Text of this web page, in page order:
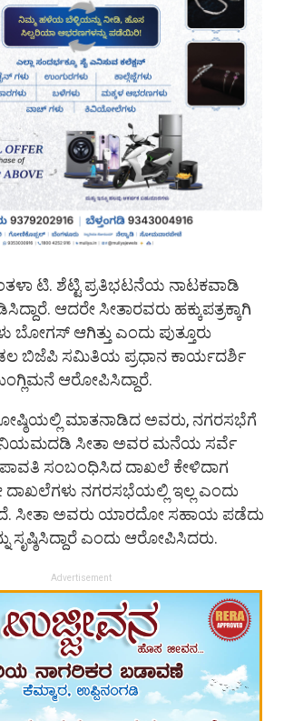
ಟಿ. ಶೆಟ್ಟಿ ಪ್ರತಿಭಟನೆಯ ನಾಟಕವಾಡಿ
ಆದರೇ ಸೀತಾರವರು ಹಕ್ಕುಪತ್ರಕ್ಕಾಗಿ
ಬೋಗಸ್ ಆಗಿತ್ತು ಎಂದು ಪುತ್ತೂರು
ಬಿಜೆಪಿ ಸಮಿತಿಯ ಪ್ರಧಾನ ಕಾರ್ಯದರ್ಶಿ
ಆರೋಪಿಸಿದ್ದಾರೆ.
ಮಾತನಾಡಿದ ಅವರು, ನಗರಸಭೆಗೆ
ಸೀತಾ ಅವರ ಮನೆಯ ಸರ್ವೆ
ಪಾವತಿ ಸಂಬಂಧಿಸಿದ ದಾಖಲೆ ಕೇಳಿದಾಗ
ನಗರಸಭೆಯಲ್ಲಿ ಇಲ್ಲ ಎಂದು
ಸೀತಾ ಅವರು ಯಾರದೋ ಸಹಾಯ ಪಡೆದು
ಸೃಷ್ಠಿಸಿದ್ದಾರೆ ಎಂದು ಆರೋಪಿಸಿದರು.
Advertisement